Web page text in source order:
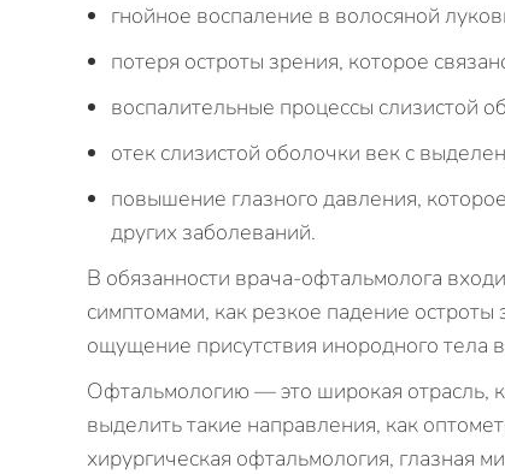
гнойное воспаление в волосяной
потеря остроты зрения, которое
воспалительные процессы слизистой
отек слизистой оболочки век с
повышение глазного давления,
других заболеваний.
В обязанности врача-офтальмолога
симптомами, как резкое падение
ощущение присутствия инородного тела
Офтальмологию — это широкая отрасль,
выделить такие направления, как
хирургическая офтальмология, глазная